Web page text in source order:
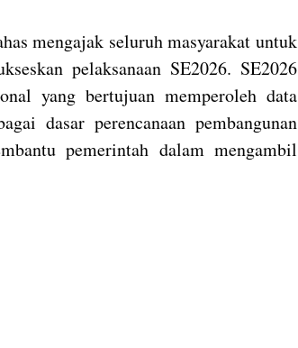
mengajak seluruh masyarakat untuk
pelaksanaan SE2026. SE2026
yang bertujuan memperoleh data
dasar perencanaan pembangunan
pemerintah dalam mengambil